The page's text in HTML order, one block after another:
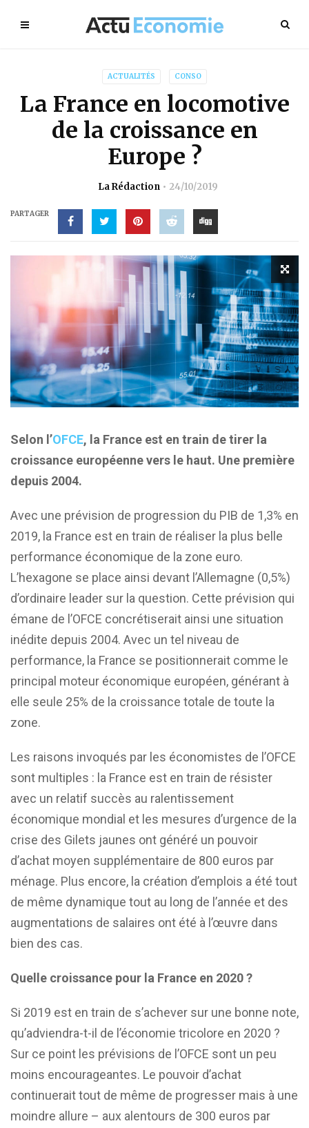
ACTUALITÉS CONSO
La France en locomotive
de la croissance en
Europe ?
La Rédaction 24/10/2019
PARTAGER
Selon l’OFCE, la France est en train de tirer la
croissance européenne vers le haut. Une première
depuis 2004.
Avec une prévision de progression du PIB de 1,3% en
2019, la France est en train de réaliser la plus belle
performance économique de la zone euro.
L’hexagone se place ainsi devant l’Allemagne (0,5%)
d’ordinaire leader sur la question. Cette prévision qui
émane de l’OFCE concrétiserait ainsi une situation
inédite depuis 2004. Avec un tel niveau de
performance, la France se positionnerait comme le
principal moteur économique européen, générant à
elle seule 25% de la croissance totale de toute la
zone.
Les raisons invoqués par les économistes de l’OFCE
sont multiples : la France est en train de résister
avec un relatif succès au ralentissement
économique mondial et les mesures d’urgence de la
crise des Gilets jaunes ont généré un pouvoir
d’achat moyen supplémentaire de 800 euros par
ménage. Plus encore, la création d’emplois a été tout
de même dynamique tout au long de l’année et des
augmentations de salaires ont été à l’œuvre dans
bien des cas.
Quelle croissance pour la France en 2020 ?
Si 2019 est en train de s’achever sur une bonne note,
qu’adviendra-t-il de l’économie tricolore en 2020 ?
Sur ce point les prévisions de l’OFCE sont un peu
moins encourageantes. Le pouvoir d’achat
continuerait tout de même de progresser mais à une
moindre allure – aux alentours de 300 euros par